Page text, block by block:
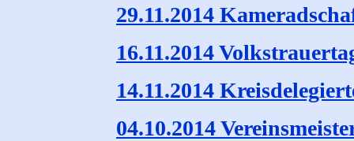
29.11.2014
16.11.2014
14.11.2014
04.10.2014